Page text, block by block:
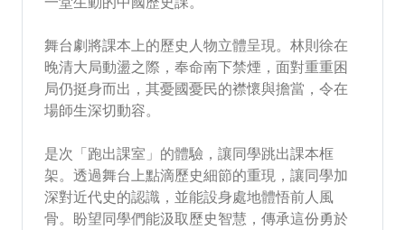
舞台劇將課本上的歷史人物立體呈現。林則徐在
晚清大局動盪之際，奉命南下禁煙，面對重重困
局仍挺身而出，其憂國憂民的襟懷與擔當，令在
場師生深切動容。
是次「跑出課室」的體驗，讓同學跳出課本框
架。透過舞台上點滴歷史細節的重現，讓同學加
深對近代史的認識，並能設身處地體悟前人風
骨。盼望同學們能汲取歷史智慧，傳承這份勇於